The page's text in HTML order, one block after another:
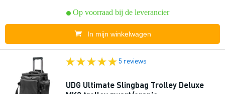
Op voorraad bij de leverancier
In mijn winkelwagen
5 reviews
UDG Ultimate Slingbag Trolley Deluxe